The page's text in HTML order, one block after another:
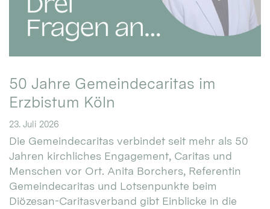
50 Jahre Gemeindecaritas im
Erzbistum Köln
23. Juli 2026
Die Gemeindecaritas verbindet seit mehr als 50
Jahren kirchliches Engagement, Caritas und
Menschen vor Ort. Anita Borchers, Referentin
Gemeindecaritas und Lotsenpunkte beim
Diözesan-Caritasverband gibt Einblicke in die